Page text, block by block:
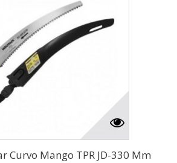
Curvo Mango TPR JD-330 Mm